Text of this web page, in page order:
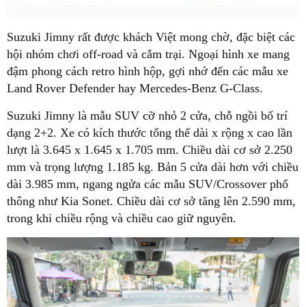
Suzuki Jimny rất được khách Việt mong chờ, đặc biệt các
hội nhóm chơi off-road và cắm trại. Ngoại hình xe mang
đậm phong cách retro hình hộp, gợi nhớ đến các mẫu xe
Land Rover Defender hay Mercedes-Benz G-Class.
Suzuki Jimny là mẫu SUV cỡ nhỏ 2 cửa, chỗ ngồi bố trí
dạng 2+2. Xe có kích thước tổng thể dài x rộng x cao lần
lượt là 3.645 x 1.645 x 1.705 mm. Chiều dài cơ sở 2.250
mm và trọng lượng 1.185 kg. Bản 5 cửa dài hơn với chiều
dài 3.985 mm, ngang ngửa các mẫu SUV/Crossover phổ
thông như Kia Sonet. Chiều dài cơ sở tăng lên 2.590 mm,
trong khi chiều rộng và chiều cao giữ nguyên.